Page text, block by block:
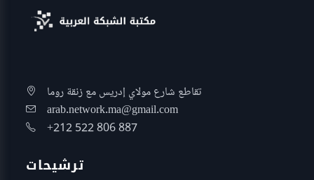
تقاطع شارع مولاي إدريس مع زنقة روما
arab.network.ma@gmail.com
+212 522 806 887
ترشيحات